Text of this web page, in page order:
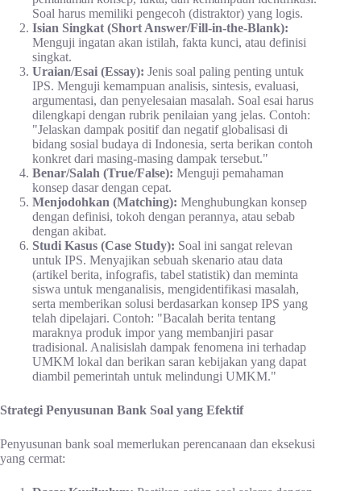
Soal harus memiliki pengecoh (distraktor) yang logis.
Isian Singkat (Short Answer/Fill-in-the-Blank):
Menguji ingatan akan istilah, fakta kunci, atau definisi
singkat.
Uraian/Esai (Essay): Jenis soal paling penting untuk
IPS. Menguji kemampuan analisis, sintesis, evaluasi,
argumentasi, dan penyelesaian masalah. Soal esai harus
dilengkapi dengan rubrik penilaian yang jelas. Contoh:
"Jelaskan dampak positif dan negatif globalisasi di
bidang sosial budaya di Indonesia, serta berikan contoh
konkret dari masing-masing dampak tersebut."
Benar/Salah (True/False): Menguji pemahaman
konsep dasar dengan cepat.
Menjodohkan (Matching): Menghubungkan konsep
dengan definisi, tokoh dengan perannya, atau sebab
dengan akibat.
Studi Kasus (Case Study): Soal ini sangat relevan
untuk IPS. Menyajikan sebuah skenario atau data
(artikel berita, infografis, tabel statistik) dan meminta
siswa untuk menganalisis, mengidentifikasi masalah,
serta memberikan solusi berdasarkan konsep IPS yang
telah dipelajari. Contoh: "Bacalah berita tentang
maraknya produk impor yang membanjiri pasar
tradisional. Analisislah dampak fenomena ini terhadap
UMKM lokal dan berikan saran kebijakan yang dapat
diambil pemerintah untuk melindungi UMKM."
Strategi Penyusunan Bank Soal yang Efektif
Penyusunan bank soal memerlukan perencanaan dan eksekusi
yang cermat: